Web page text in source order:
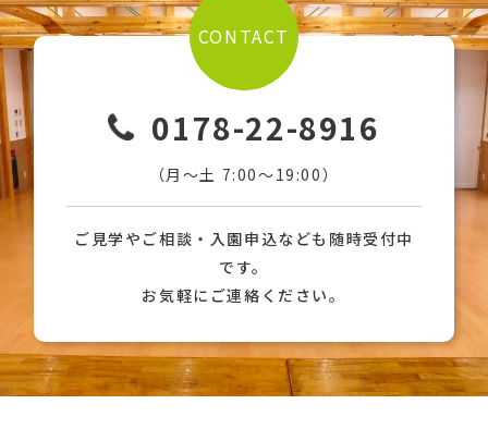
CONTACT
0178-22-8916
（月〜土 7:00〜19:00）
ご見学やご相談・入園申込なども随時受付中
です。
お気軽にご連絡ください。